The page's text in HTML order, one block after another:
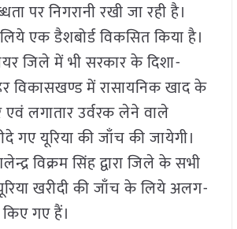
पर निगरानी रखी जा रही है।
एक डैशबोर्ड विकसित किया है।
जिले में भी सरकार के दिशा-
विकासखण्ड में रासायनिक खाद के
एवं लगातार उर्वरक लेने वाले
गए यूरिया की जाँच की जायेगी।
विक्रम सिंह द्वारा जिले के सभी
खरीदी की जाँच के लिये अलग-
गए हैं।